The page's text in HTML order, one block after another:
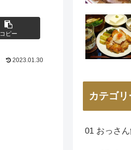
コピー
2023.01.30
カテゴリ
01 おっさん